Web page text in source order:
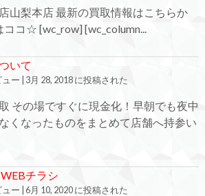
山梨本店 最新の買取情報はこちらか
ココ☆ [wc_row] [wc_column...
いて
ー 3月 28, 2018 に投稿された
その場ですぐに現金化！早朝でも夜中
くなったものをまとめて店舗へ持参い
チラシ
ー 6月 10, 2020 に投稿された